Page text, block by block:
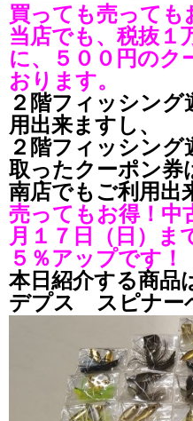
買っても売っても
当店でも、税抜１
に、５００円のク
おります。
２階フィッシング
用出来ますし、
２階フィッシング
取ったクーポン券
南店でもご利用出
売ってもお得！中
月１７日（日）ま
５％アップです！
本日紹介する商品
デプス スピナー